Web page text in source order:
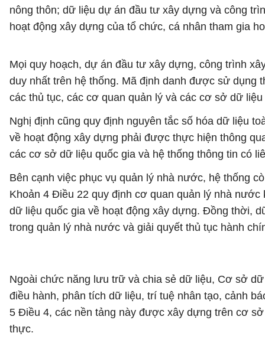
nông thôn; dữ liệu dự án đầu tư xây dựng và công
hoạt động xây dựng của tổ chức, cá nhân tham gia
Mọi quy hoạch, dự án đầu tư xây dựng, công trình
duy nhất trên hệ thống. Mã định danh được sử
các thủ tục, các cơ quan quản lý và các cơ sở dữ liệu
Nghị định cũng quy định nguyên tắc số hóa dữ liệu
về hoạt động xây dựng phải được thực hiện thông
các cơ sở dữ liệu quốc gia và hệ thống thông tin có
Bên cạnh việc phục vụ quản lý nhà nước, hệ thống
Khoản 4 Điều 22 quy định cơ quan quản lý nhà
dữ liệu quốc gia về hoạt động xây dựng. Đồng thời,
trong quản lý nhà nước và giải quyết thủ tục hành
Ngoài chức năng lưu trữ và chia sẻ dữ liệu, Cơ sở
điều hành, phân tích dữ liệu, trí tuệ nhân tạo, cảnh
5 Điều 4, các nền tảng này được xây dựng trên cơ
thực.